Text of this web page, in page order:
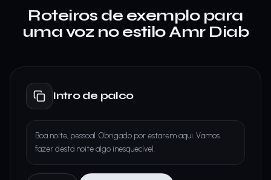
Roteiros de exemplo para
uma voz no estilo Amr Diab
Intro de palco
Boa noite, pessoal. Obrigado por estarem aqui. Vamos
fazer desta noite algo inesquecível.